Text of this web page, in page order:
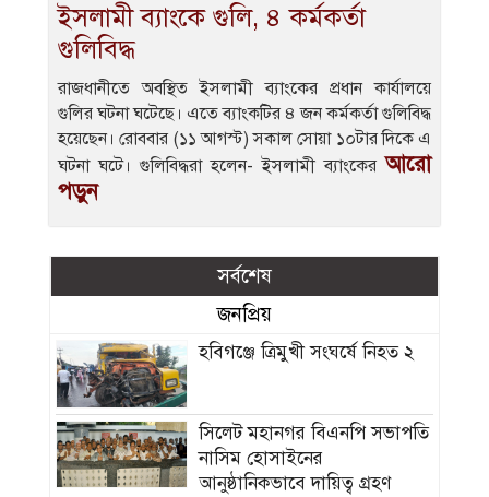
ইসলামী ব্যাংকে গুলি, ৪ কর্মকর্তা
গুলিবিদ্ধ
রাজধানীতে অবস্থিত ইসলামী ব্যাংকের প্রধান কার্যালয়ে
গুলির ঘটনা ঘটেছে। এতে ব্যাংকটির ৪ জন কর্মকর্তা গুলিবিদ্ধ
হয়েছেন। রোববার (১১ আগস্ট) সকাল সোয়া ১০টার দিকে এ
ঘটনা ঘটে। গুলিবিদ্ধরা হলেন- ইসলামী ব্যাংকের আরো
পড়ুন
সর্বশেষ
জনপ্রিয়
হবিগঞ্জে ত্রিমুখী সংঘর্ষে নিহত ২
সিলেট মহানগর বিএনপি সভাপতি
নাসিম হোসাইনের
আনুষ্ঠানিকভাবে দায়িত্ব গ্রহণ